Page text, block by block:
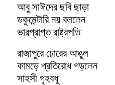
আবু সাঈদের ছবি ছাড়া
ডকুমেন্টারি নয় বললেন
ভারপ্রাপ্ত রাষ্ট্রপতি
রাজাপুরে চোরের আঙুল
কামড়ে প্রতিরোধ গড়লেন
সাহসী গৃহবধূ